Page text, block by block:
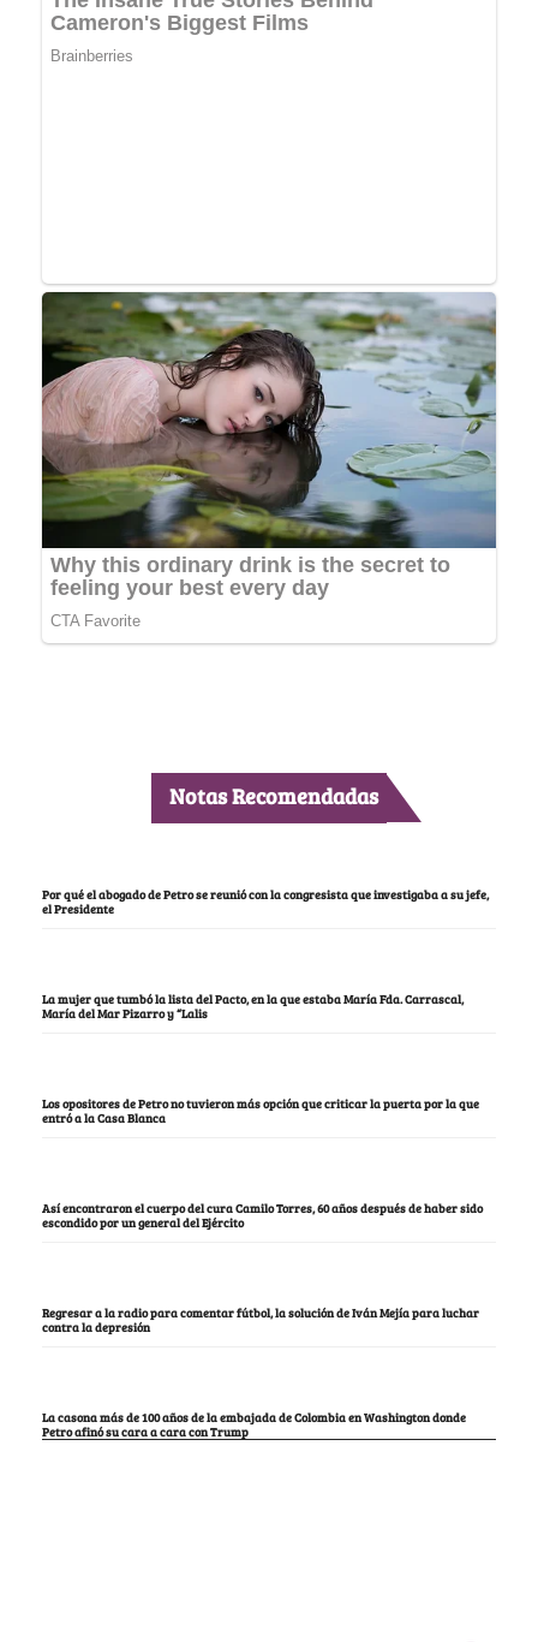
Notas Recomendadas
Por qué el abogado de Petro se reunió con la congresista que investigaba a su jefe,
el Presidente
La mujer que tumbó la lista del Pacto, en la que estaba María Fda. Carrascal,
María del Mar Pizarro y “Lalis
Los opositores de Petro no tuvieron más opción que criticar la puerta por la que
entró a la Casa Blanca
Así encontraron el cuerpo del cura Camilo Torres, 60 años después de haber sido
escondido por un general del Ejército
Regresar a la radio para comentar fútbol, la solución de Iván Mejía para luchar
contra la depresión
La casona más de 100 años de la embajada de Colombia en Washington donde
Petro afinó su cara a cara con Trump